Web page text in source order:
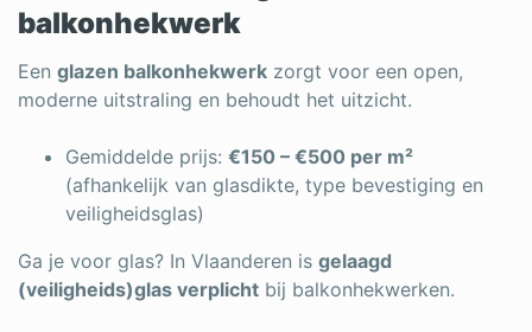
balkonhekwerk
Een glazen balkonhekwerk zorgt voor een open,
moderne uitstraling en behoudt het uitzicht.
Gemiddelde prijs: €150 – €500 per m²
(afhankelijk van glasdikte, type bevestiging en
veiligheidsglas)
Ga je voor glas? In Vlaanderen is gelaagd
(veiligheids)glas verplicht bij balkonhekwerken.